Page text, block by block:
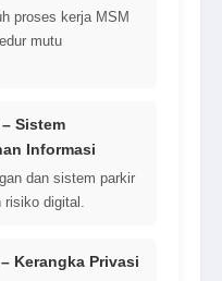
proses kerja MSM
mutu
– Sistem
Informasi
dan sistem parkir
risiko digital.
Kerangka Privasi